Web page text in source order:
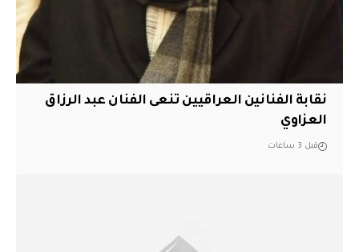
نقابة الفنانين العراقيين تنعى الفنان عبد الرزاق
العزاوي
قبل 3 ساعات